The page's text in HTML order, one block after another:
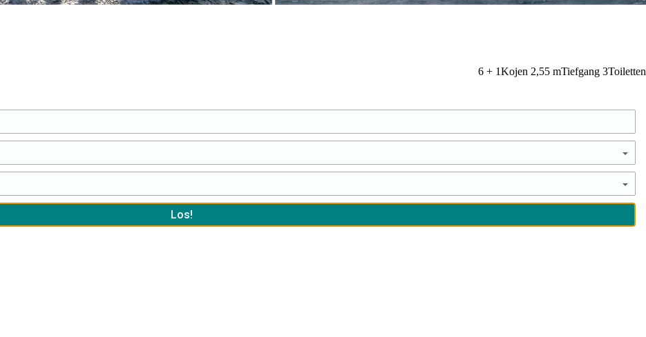
6 + 1Kojen 2,55 mTiefgang 3Toiletten